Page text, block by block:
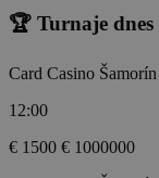
🏆 Turnaje dnes
Card Casino Šamorín
12:00
€ 1500 € 1000000